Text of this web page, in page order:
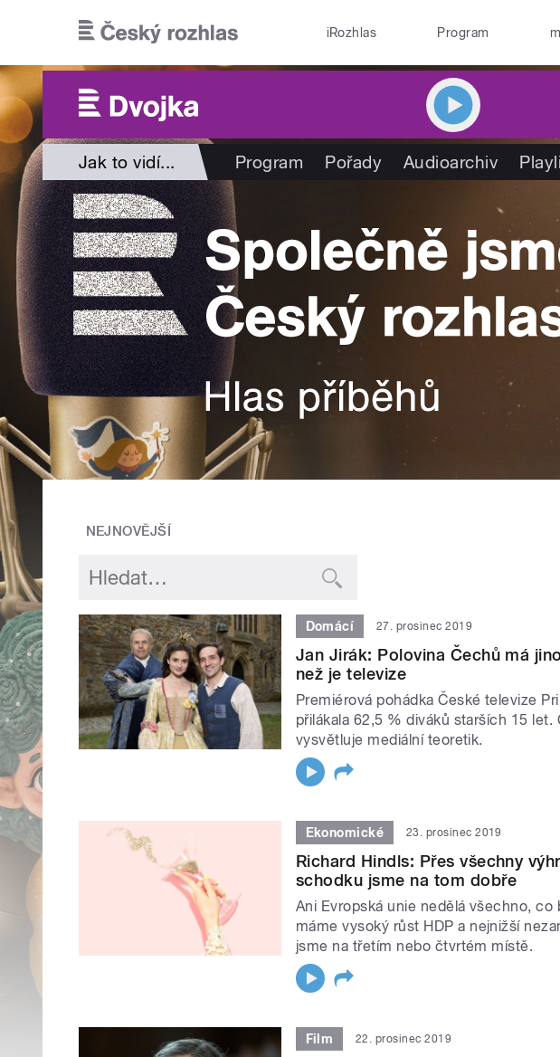
iRozhlas Program
Jak to vidí... Program Pořady Audioarchiv
NEJNOVĚJŠÍ
Domácí 27. prosinec 2019
Jan Jirák: Polovina Čechů má
než je televize
Premiérová pohádka České televize
přilákala 62,5 % diváků starších 15
vysvětluje mediální teoretik.
Ekonomické 23. prosinec 2019
Richard Hindls: Přes všechny
schodku jsme na tom dobře
Ani Evropská unie nedělá všechno,
máme vysoký růst HDP a nejnižší
jsme na třetím nebo čtvrtém místě.
Film 22. prosinec 2019